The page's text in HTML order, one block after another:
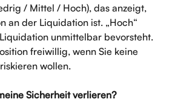
/ Mittel / Hoch), das anzeigt,
an der Liquidation ist. „Hoch“
unmittelbar bevorsteht.
freiwillig, wenn Sie keine
wollen.
Sicherheit verlieren?